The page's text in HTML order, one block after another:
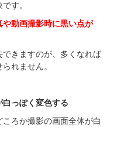
す。
動画撮影時に黒い点が
きますのが、多くなれば
れません。
っぽく変色する
ろか撮影の画面全体が白